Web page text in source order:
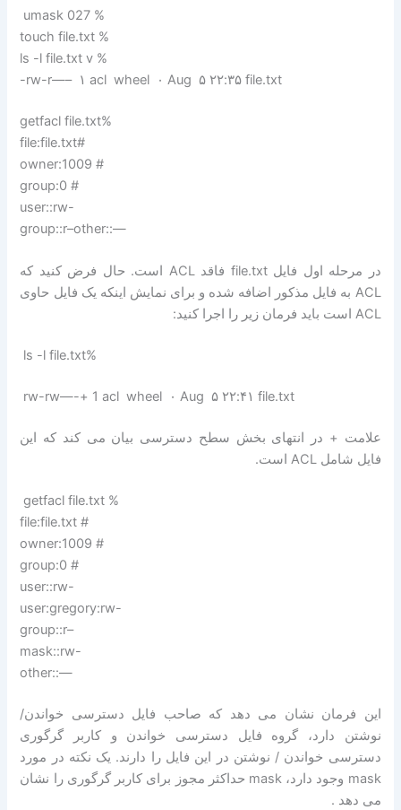
umask 027 %
touch file.txt %
ls -l file.txt v %
-rw-r—– ۱ acl wheel ۰ Aug ۵ ۲۲:۳۵ file.txt
getfacl file.txt%
file:file.txt#
owner:1009 #
group:0 #
user::rw-
group::r–other::—
در مرحله اول فایل file.txt فاقد ACL است. حال فرض کنید که
ACL به فایل مذکور اضافه شده و برای نمایش اینکه یک فایل حاوی
ACL است باید فرمان زیر را اجرا کنید:
ls -l file.txt%
rw-rw—-+ 1 acl wheel ۰ Aug ۵ ۲۲:۴۱ file.txt
علامت + در انتهای بخش سطح دسترسی بیان می کند که این
فایل شامل ACL است.
getfacl file.txt %
file:file.txt #
owner:1009 #
group:0 #
user::rw-
user:gregory:rw-
group::r–
mask::rw-
other::—
این فرمان نشان می دهد که صاحب فایل دسترسی خواندن/
نوشتن دارد، گروه فایل دسترسی خواندن و کاربر گرگوری
دسترسی خواندن / نوشتن در این فایل را دارند. یک نکته در مورد
mask وجود دارد، mask حداکثر مجوز برای کاربر گرگوری را نشان
می دهد .